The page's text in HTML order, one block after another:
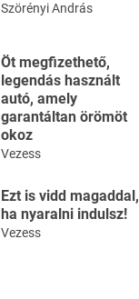
Szörényi András
Öt megfizethető,
legendás használt
autó, amely
garantáltan örömöt
okoz
Vezess
Ezt is vidd magaddal,
ha nyaralni indulsz!
Vezess